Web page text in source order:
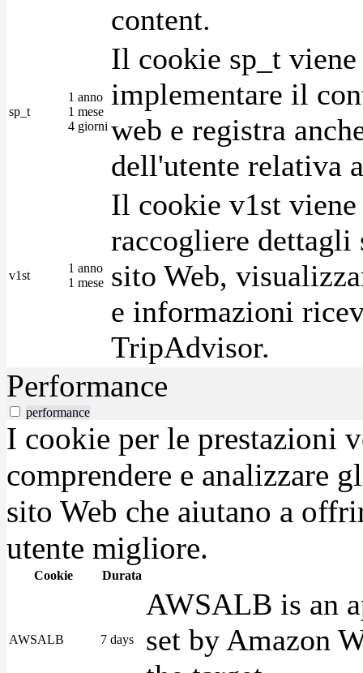
content.
sp_t
1 anno
1 mese
4 giorni
Il cookie sp_t
implementare il
web e registra
dell'utente relativa
v1st
1 anno
1 mese
Il cookie v1st
raccogliere
sito Web,
e informazioni
TripAdvisor.
Performance
performance
I cookie per le prestazioni
comprendere e analizzare
sito Web che aiutano a
utente migliore.
Cookie Durata
AWSALB 7 days
AWSALB is an
set by Amazon